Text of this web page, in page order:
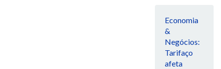
Economia
&
Negócios:
Tarifaço
afeta